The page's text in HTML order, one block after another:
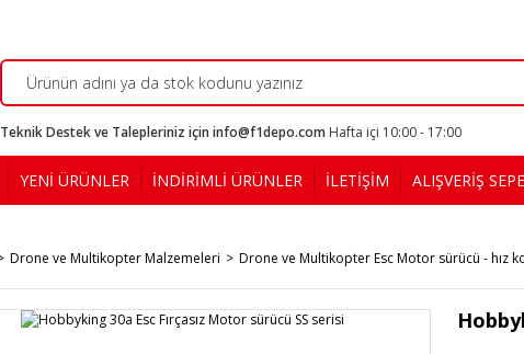
Teknik Destek ve Talepleriniz için info@f1depo.com Hafta içi 10:00 - 17:00
YENİ ÜRÜNLER İNDİRİMLİ ÜRÜNLER İLETİŞİM ALIŞVERİŞ
Drone ve Multikopter Malzemeleri Drone ve Multikopter Esc Motor sürücü - hız